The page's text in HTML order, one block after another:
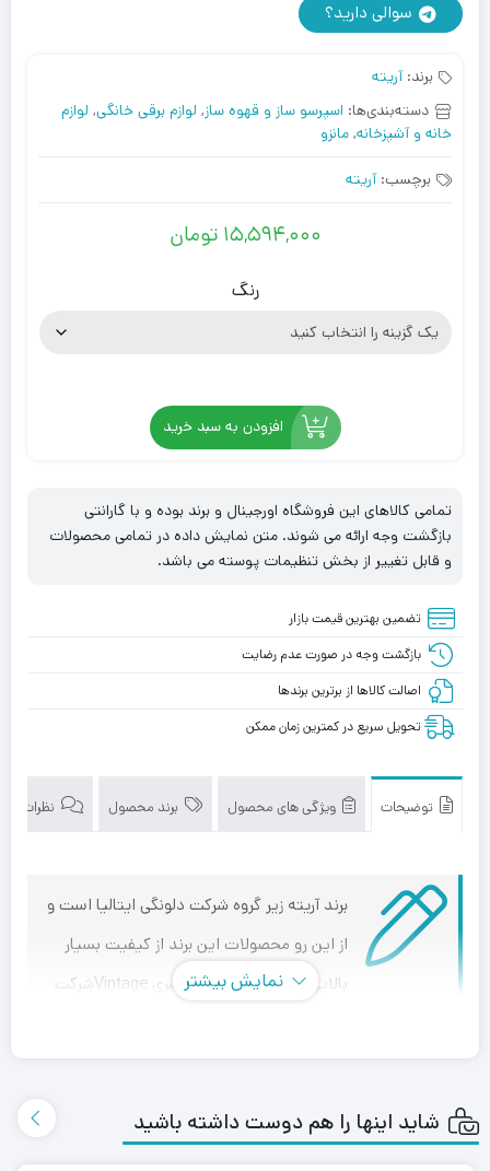
سوالی دارید؟
برند:آریته
دسته‌بندی‌ها: اسپرسو ساز و قهوه ساز, لوازم برقی خانگی, لوازم
خانه و آشپزخانه, مانزو
برچسب:آریته
۱۵,۵۹۴,۰۰۰ تومان
رنگ
افزودن به سبد خرید
تمامی کالاهای این فروشگاه اورجینال و برند بوده و با گارانتی
بازگشت وجه ارائه می شوند. متن نمایش داده در تمامی محصولات
و قابل تغییر از بخش تنظیمات پوسته می باشد.
تضمین بهترین قیمت بازار
بازگشت وجه در صورت عدم رضایت
اصالت کالاها از برترین برندها
تحویل سریع در کمترین زمان ممکن
توضیحات ویژگی های محصول برند محصول نظرات (0)
برند آریته زیر گروه شرکت دلونگی ایتالیا است و
از این رو محصولات این برند از کیفیت بسیار
بالایی برخوردار می باشند. سری Vintageشرکت
باشد. سری Vintage شامل:کتری برقی،دستگاه اسپرسو، قهوه
نمایش بیشتر
شاید اینها را هم دوست داشته باشید